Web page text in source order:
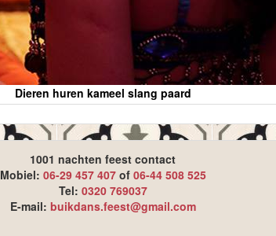
Dieren huren kameel slang paard
1001 nachten feest contact
Mobiel: 06-29 457 407of 06-44 508 525
Tel: 0320 769037
E-mail: buikdans.feest@gmail.com